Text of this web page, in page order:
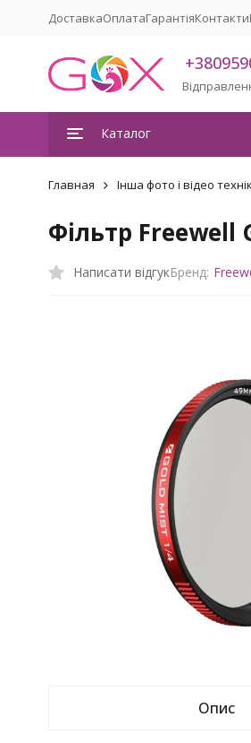
ДоставкаОплатаГарантіяКонтакти
Каталог
Главная Інша фото і відео
Фільтр Freewell
Написати відгукБренд:
Опис